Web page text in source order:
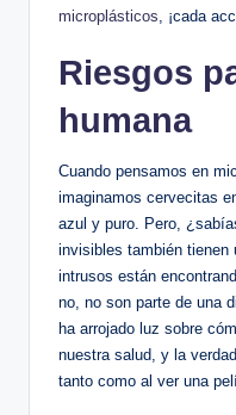
microplásticos , ¡cada
Riesgos
humana
Cuando pensamos en
imaginamos cervecitas
azul y puro. Pero,
invisibles también tienen
intrusos están
no, no son parte de una
ha arrojado luz sobre
nuestra salud, y la
tanto como al ver una